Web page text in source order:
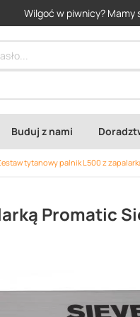
Wilgoć w piwnicy?
Buduj z nami
tytanowy palnik L500 z
Promatic